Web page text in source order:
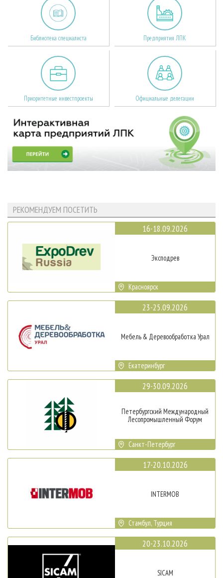
Библиотека специалиста Предприятия ЛПК
Приоритетные инвестпроекты Официальные делегации
РЕКОМЕНДУЕМ ПОСЕТИТЬ
16-18.09.2026
Эксподрев
Красноярск
23-25.09.2026
Мебель & Деревообработка Урал
Екатеринбург
29-30.09.2026
Петербургский Международный
Лесопромышленный Форум
Санкт-Петербург
17-20.10.2026
INTERMOB
Стамбул, Турция
20-23.10.2026
SICAM